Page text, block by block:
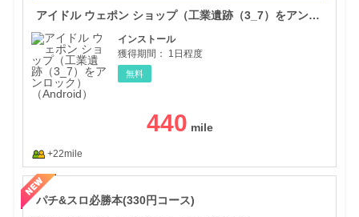
アイドル ウェポン ショップ（工業遺跡（3_7）をアンロック）（Android）
インストール
獲得期間：
1日程度
無料
440
+22mile
パチ&スロ必勝本(330円コース)